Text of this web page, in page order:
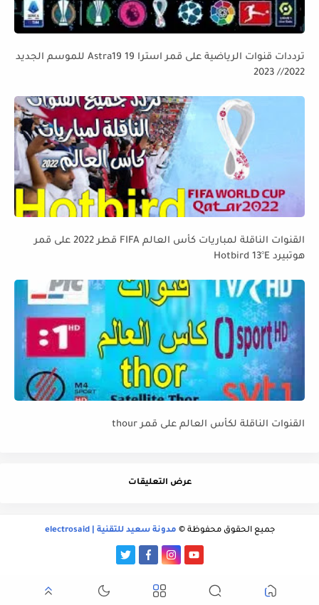
ترددات قنوات الرياضية على قمر استرا 19 Astra19 للموسم الجديد
2022// 2023
القنوات الناقلة لمباريات كأس العالم FIFA قطر 2022 على قمر
هوتبيرد Hotbird 13°E
القنوات الناقلة لكأس العالم على قمر thour
عرض التعليقات
جميع الحقوق محفوظة © مدونة سعيد للتقنية | electrosaid